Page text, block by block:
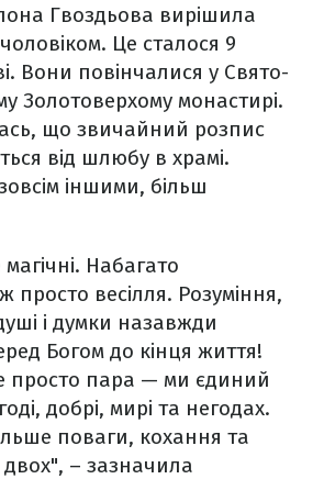
Гвоздьова вирішила
Це сталося 9
Вони повінчалися у Свято-
Золотоверхому монастирі.
що звичайний розпис
від шлюбу в храмі.
іншими, більш
Набагато
просто весілля. Розуміння,
і думки назавжди
Богом до кінця життя!
просто пара — ми єдиний
добрі, мирі та негодах.
поваги, кохання та
– зазначила